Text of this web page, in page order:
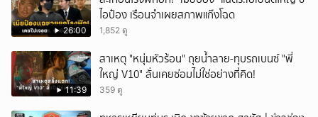
26:00
ไอป๋อง เรือนจำเผยสภาพแก๊งโฉด
1,852 ดู
11:39
สาเหตุ "หนุ่มหัวร้อน" ถุยน้ำลาย-ทุบรถเบนซ์ "พี่
ใหญ่ V10" ลั่นเคยซ่อมไม่ใช่อย่างที่คิด!
359 ดู